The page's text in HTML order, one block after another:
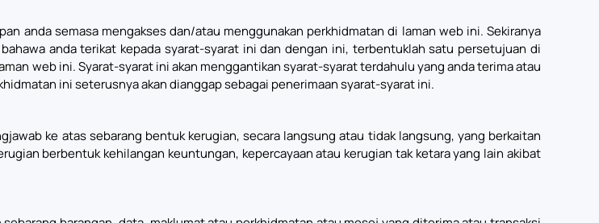
anda semasa mengakses dan/atau menggunakan perkhidmatan di laman web ini. Sekiranya
anda terikat kepada syarat-syarat ini dan dengan ini, terbentuklah satu persetujuan di
web ini. Syarat-syarat ini akan menggantikan syarat-syarat terdahulu yang anda terima atau
ini seterusnya akan dianggap sebagai penerimaan syarat-syarat ini.
ke atas sebarang bentuk kerugian, secara langsung atau tidak langsung, yang berkaitan
berbentuk kehilangan keuntungan, kepercayaan atau kerugian tak ketara yang lain akibat